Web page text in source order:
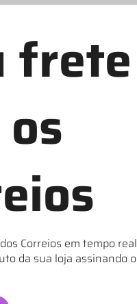
frete
Correios em tempo real
da sua loja assinando o